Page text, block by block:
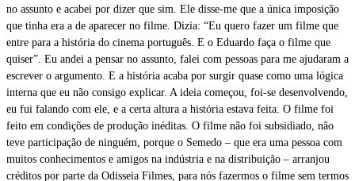
no assunto e acabei por dizer que sim. Ele disse-me que a única imposição
que tinha era a de aparecer no filme. Dizia: “Eu quero fazer um filme que
entre para a história do cinema português. E o Eduardo faça o filme que
quiser”. Eu andei a pensar no assunto, falei com pessoas para me ajudaram a
escrever o argumento. E a história acaba por surgir quase como uma lógica
interna que eu não consigo explicar. A ideia começou, foi-se desenvolvendo,
eu fui falando com ele, e a certa altura a história estava feita. O filme foi
feito em condições de produção inéditas. O filme não foi subsidiado, não
teve participação de ninguém, porque o Semedo – que era uma pessoa com
muitos conhecimentos e amigos na indústria e na distribuição – arranjou
créditos por parte da Odisseia Filmes, para nós fazermos o filme sem termos